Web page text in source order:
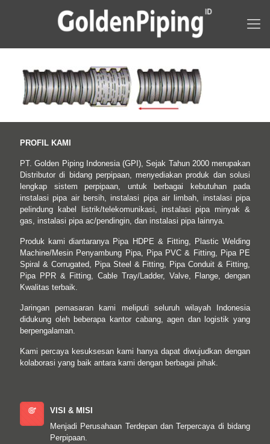
PROFIL KAMI
PT. Golden Piping Indonesia (GPI), Sejak Tahun 2000 merupakan
Distributor di bidang perpipaan, menyediakan produk dan solusi
lengkap sistem perpipaan, untuk berbagai kebutuhan pada
instalasi pipa air bersih, instalasi pipa air limbah, instalasi pipa
pelindung kabel listrik/telekomunikasi, instalasi pipa minyak &
gas, instalasi pipa ac/pendingin, dan instalasi pipa lainnya.
Produk kami diantaranya Pipa HDPE & Fitting, Plastic Welding
Machine/Mesin Penyambung Pipa, Pipa PVC & Fitting, Pipa PE
Spiral & Corrugated, Pipa Steel & Fitting, Pipa Conduit & Fitting,
Pipa PPR & Fitting, Cable Tray/Ladder, Valve, Flange, dengan
Kwalitas terbaik.
Jaringan pemasaran kami meliputi seluruh wilayah Indonesia
didukung oleh beberapa kantor cabang, agen dan logistik yang
berpengalaman.
Kami percaya kesuksesan kami hanya dapat diwujudkan dengan
kolaborasi yang baik antara kami dengan berbagai pihak.
VISI & MISI
Menjadi Perusahaan Terdepan dan Terpercaya di bidang
Perpipaan.